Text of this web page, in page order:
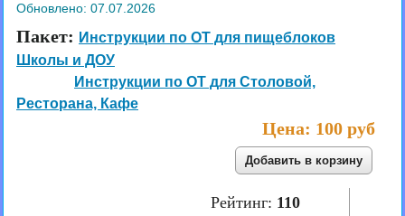
Обновлено: 07.07.2026
Пакет: Инструкции по ОТ для пищеблоков
Школы и ДОУ
Инструкции по ОТ для Столовой,
Ресторана, Кафе
Цена: 100 руб
Рейтинг: 110